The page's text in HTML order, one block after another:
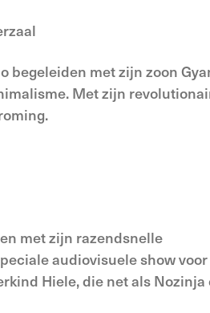
begeleiden met zijn zoon
Met zijn
met zijn razendsnelle
audiovisuele show
Hiele, die net als Nozinja